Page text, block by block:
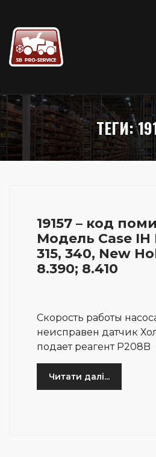
ТЕГИ:
19157 – код
Модель Case
315, 340, New
8.390; 8.410
Скорость работы
неисправен датчик
подает реагент P208B
Читати далі...